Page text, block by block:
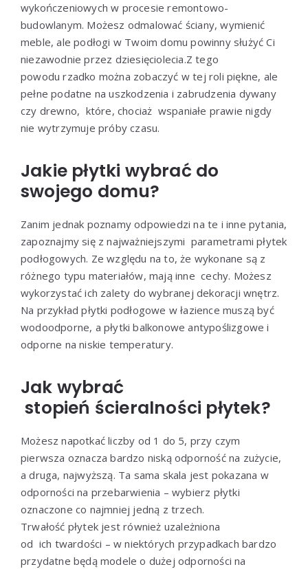
wykończeniowych w procesie remontowo-
budowlanym. Możesz odmalować ściany, wymienić
meble, ale podłogi w Twoim domu powinny służyć Ci
niezawodnie przez dziesięciolecia.Z tego
powodurzadko można zobaczyć w tej roli piękne, ale
pełne podatne na uszkodzenia i zabrudzenia dywany
czy drewno, które, chociaż wspaniałe prawie nigdy
nie wytrzymuje próby czasu.
Jakie płytki wybrać do
swojego domu?
Zanim jednak poznamy odpowiedzi na te i inne pytania,
zapoznajmy się z najważniejszymi parametrami płytek
podłogowych. Ze względu na to, że wykonane są z
różnego typu materiałów, mają inne cechy. Możesz
wykorzystać ich zalety do wybranejdekoracji wnętrz.
Na przykład płytki podłogowe w łazience musząbyć
wodoodporne, a płytki balkonowe antypoślizgowe i
odporne na niskie temperatury.
Jak wybrać
stopień ścieralności płytek?
Możesz napotkać liczby od 1 do 5, przy czym
pierwsza oznacza bardzo niską odporność na zużycie,
a druga, najwyższą. Ta sama skala jest pokazana w
odporności na przebarwienia – wybierz płytki
oznaczone co najmniej jedną z trzech.
Trwałość płytek jest również uzależniona
od ich twardości –w niektórych przypadkach bardzo
przydatne będą modele o dużej odporności na